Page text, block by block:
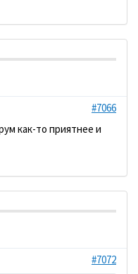
#7066
как-то приятнее и
#7072